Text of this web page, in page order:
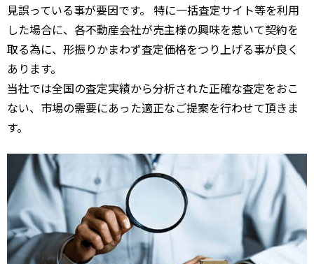
見誤っている事が要因です。 特に一括査定サイト等を利用
した場合に、各不動産会社が売主様の興味を惹いて契約を
取る為に、形振りかまわず査定価格をつり上げる事が良く
あります。
当社では全国の査定実績から分析された正確な査定をおこ
ない、市場の需要にあった適正なご提案を行わせて頂きま
す。